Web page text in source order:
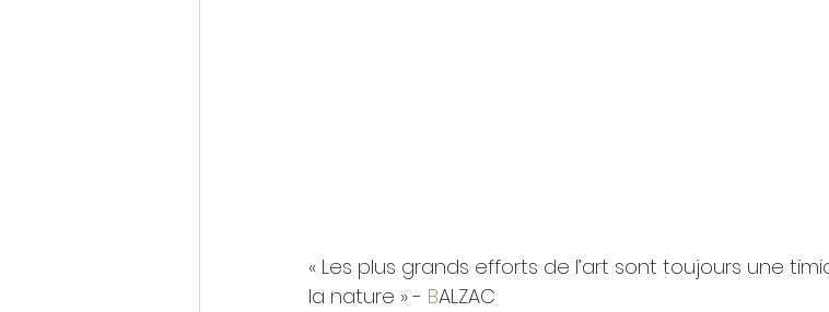
« Les plus grands efforts de l’art sont toujours une
la nature » - BALZAC